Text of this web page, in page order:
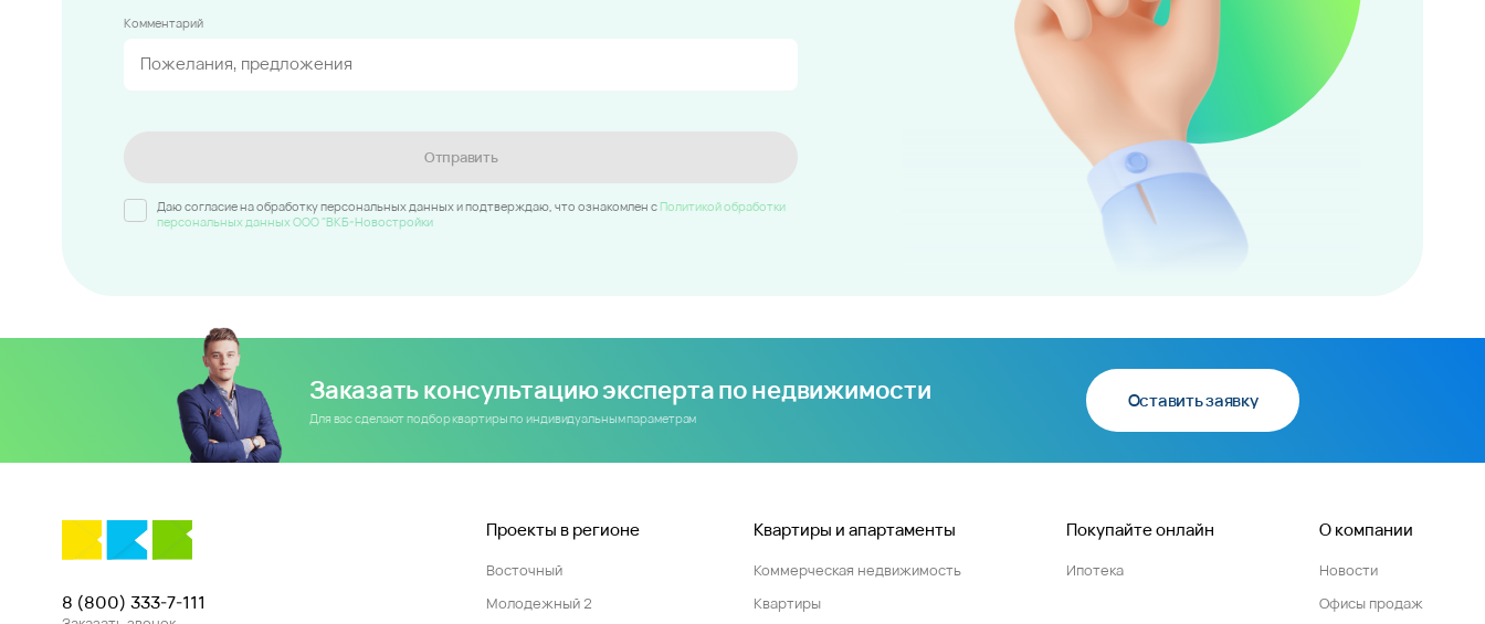
Комментарий
Отправить
Даю согласие на обработку персональных данных и подтверждаю, что ознакомлен c Политикой обработки
персональных данных ООО "ВКБ-Новостройки
Заказать консультацию эксперта по недвижимости
Для вас сделают подбор квартиры по индивидуальным параметрам
Оставить заявку
8 (800) 333-7-111
Проекты в регионе
Восточный
Молодежный 2
Квартиры и апартаменты
Коммерческая недвижимость
Квартиры
Покупайте онлайн
Ипотека
О компании
Новости
Офисы продаж